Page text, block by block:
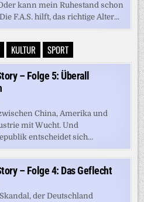
kann mein Ruhestand schon
F.A.S. hilft, das richtige Alter...
KULTUR SPORT
– Folge 5: Überall
China, Amerika und
mit Wucht. Und
entscheidet sich...
– Folge 4: Das Geflecht
der Deutschland